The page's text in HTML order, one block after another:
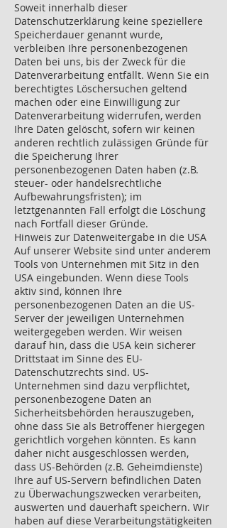
Soweit innerhalb dieser
Datenschutzerklärung keine speziellere
Speicherdauer genannt wurde,
verbleiben Ihre personenbezogenen
Daten bei uns, bis der Zweck für die
Datenverarbeitung entfällt. Wenn Sie ein
berechtigtes Löschersuchen geltend
machen oder eine Einwilligung zur
Datenverarbeitung widerrufen, werden
Ihre Daten gelöscht, sofern wir keinen
anderen rechtlich zulässigen Gründe für
die Speicherung Ihrer
personenbezogenen Daten haben (z.B.
steuer- oder handelsrechtliche
Aufbewahrungsfristen); im
letztgenannten Fall erfolgt die Löschung
nach Fortfall dieser Gründe.
Hinweis zur Datenweitergabe in die USA
Auf unserer Website sind unter anderem
Tools von Unternehmen mit Sitz in den
USA eingebunden. Wenn diese Tools
aktiv sind, können Ihre
personenbezogenen Daten an die US-
Server der jeweiligen Unternehmen
weitergegeben werden. Wir weisen
darauf hin, dass die USA kein sicherer
Drittstaat im Sinne des EU-
Datenschutzrechts sind. US-
Unternehmen sind dazu verpflichtet,
personenbezogene Daten an
Sicherheitsbehörden herauszugeben,
ohne dass Sie als Betroffener hiergegen
gerichtlich vorgehen könnten. Es kann
daher nicht ausgeschlossen werden,
dass US-Behörden (z.B. Geheimdienste)
Ihre auf US-Servern befindlichen Daten
zu Überwachungszwecken verarbeiten,
auswerten und dauerhaft speichern. Wir
haben auf diese Verarbeitungstätigkeiten